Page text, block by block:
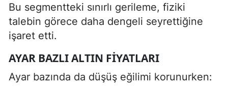
Bu segmentteki sınırlı gerileme, fiziki
talebin görece daha dengeli seyrettiğine
işaret etti.
AYAR BAZLI ALTIN FIYATLARI
Ayar bazında da düşüş eğilimi korunurken: